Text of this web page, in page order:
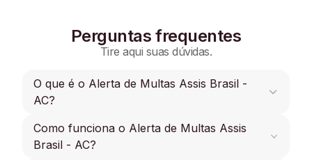
Perguntas frequentes
Tire aqui suas dúvidas.
O que é o Alerta de Multas Assis Brasil -
AC?
O Alerta de Multas é uma funcionalidade que
permite receber notificações de novas multas
Como funciona o Alerta de Multas Assis
Brasil - AC?